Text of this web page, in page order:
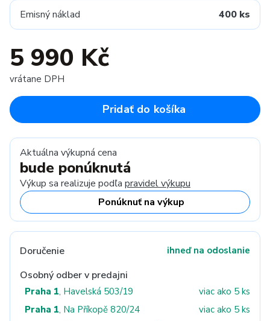
Emisný náklad 400 ks
5 990 Kč
vrátane DPH
Pridať do košíka
Aktuálna výkupná cena
bude ponúknutá
Výkup sa realizuje podľa pravidel výkupu
Ponúknuť na výkup
Doručenie ihneď na odoslanie
Osobný odber v predajni
Praha 1, Havelská 503/19
viac ako 5 ks
Praha 1, Na Příkopě 820/24
viac ako 5 ks